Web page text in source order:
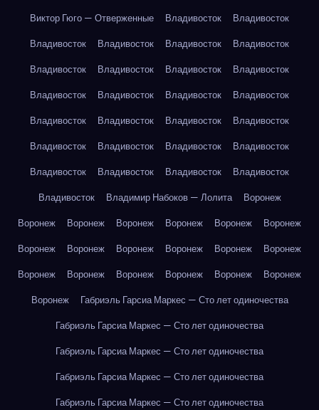
Виктор Гюго — Отверженные
Владивосток
Владивосток
Владивосток
Владивосток Владивосток
Владивосток
Владивосток
Владивосток Владивосток
Владивосток
Владивосток
Владивосток Владивосток
Владивосток
Владивосток
Владивосток Владивосток
Владивосток
Владивосток
Владивосток Владивосток
Владивосток
Владивосток
Владивосток Владивосток
Владивосток
Владивосток
Владимир Набоков — Лолита
Воронеж
Воронеж
Воронеж Воронеж Воронеж Воронеж
Воронеж
Воронеж
Воронеж Воронеж Воронеж Воронеж
Воронеж
Воронеж
Воронеж Воронеж Воронеж Воронеж
Воронеж
Воронеж
Габриэль Гарсиа Маркес — Сто лет одиночества
Габриэль Гарсиа Маркес — Сто лет одиночества
Габриэль Гарсиа Маркес — Сто лет одиночества
Габриэль Гарсиа Маркес — Сто лет одиночества
Габриэль Гарсиа Маркес — Сто лет одиночества